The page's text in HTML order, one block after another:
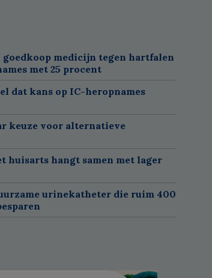
goedkoop medicijn tegen hartfalen
met 25 procent
dat kans op IC-heropnames
keuze voor alternatieve
huisarts hangt samen met lager
urinekatheter die ruim 400